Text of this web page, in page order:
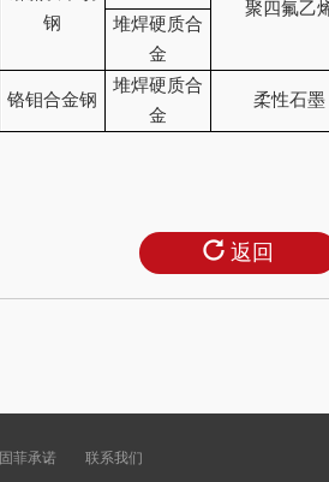
钢
聚四氟乙
堆焊硬质合
金
铬钼合金钢
堆焊硬质合
金
柔性石墨
返回
固菲承诺 联系我们